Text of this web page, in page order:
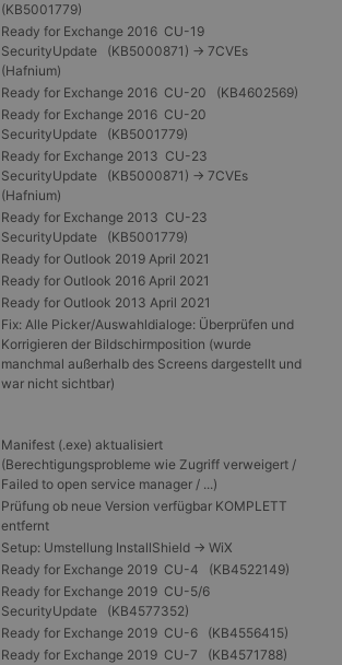
(KB5001779)
Ready for Exchange 2016 CU-19
SecurityUpdate (KB5000871) -> 7CVEs
(Hafnium)
Ready for Exchange 2016 CU-20 (KB4602569)
Ready for Exchange 2016 CU-20
SecurityUpdate (KB5001779)
Ready for Exchange 2013 CU-23
SecurityUpdate (KB5000871) -> 7CVEs
(Hafnium)
Ready for Exchange 2013 CU-23
SecurityUpdate (KB5001779)
Ready for Outlook 2019 April 2021
Ready for Outlook 2016 April 2021
Ready for Outlook 2013 April 2021
Fix: Alle Picker/Auswahldialoge: Überprüfen und
Korrigieren der Bildschirmposition (wurde
manchmal außerhalb des Screens dargestellt und
war nicht sichtbar)
Manifest (.exe) aktualisiert
(Berechtigungsprobleme wie Zugriff verweigert /
Failed to open service manager / ...)
Prüfung ob neue Version verfügbar KOMPLETT
entfernt
Setup: Umstellung InstallShield -> WiX
Ready for Exchange 2019 CU-4 (KB4522149)
Ready for Exchange 2019 CU-5/6
SecurityUpdate (KB4577352)
Ready for Exchange 2019 CU-6 (KB4556415)
Ready for Exchange 2019 CU-7 (KB4571788)